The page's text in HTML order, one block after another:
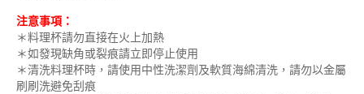
注意事項：
＊料理杯請勿直接在火上加熱
＊如發現缺角或裂痕請立即停止使用
＊清洗料理杯時，請使用中性洗潔劑及軟質海綿清洗，請勿以金屬
刷刷洗避免刮痕